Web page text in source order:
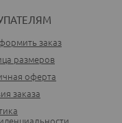
заказ
размеров
оферта
заказа